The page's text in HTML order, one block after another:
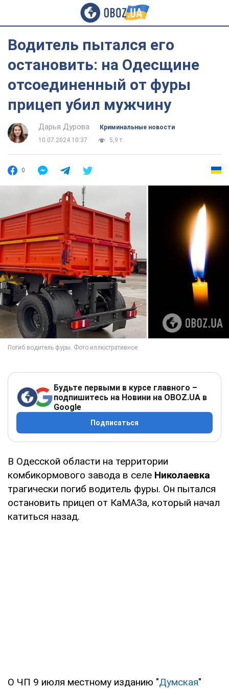
Водитель пытался его
остановить: на Одесщине
отсоединенный от фуры
прицеп убил мужчину
Дарья Дурова
Криминальные новости
10.07.2024 10:37
5,9 т.
0
Будьте первыми в курсе главного –
подпишитесь на Новини на OBOZ.UA в
Google
Подписаться
В Одесской области на территории
комбикормового завода в селе Николаевка
трагически погиб водитель фуры. Он пытался
остановить прицеп от КаМАЗа, который начал
катиться назад.
О ЧП 9 июля местному изданию "Думская"